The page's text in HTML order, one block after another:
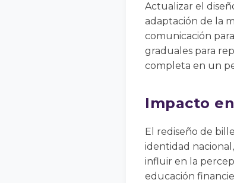
Actualizar el
adaptación de la
comunicación
graduales para
completa en un
Impacto
El rediseño de
identidad
influir en la
educación